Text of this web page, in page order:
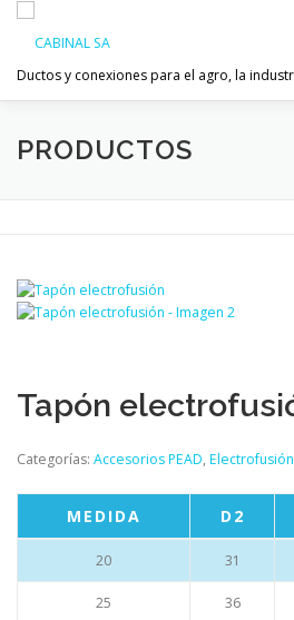
contenido
Ductos y conexiones para el agro, la
INICIO EMPRESA
PRODUCTOS
Tapón
Categorías: Accesorios PEAD, Electrofusión
MEDIDA D2
20 31
25 36